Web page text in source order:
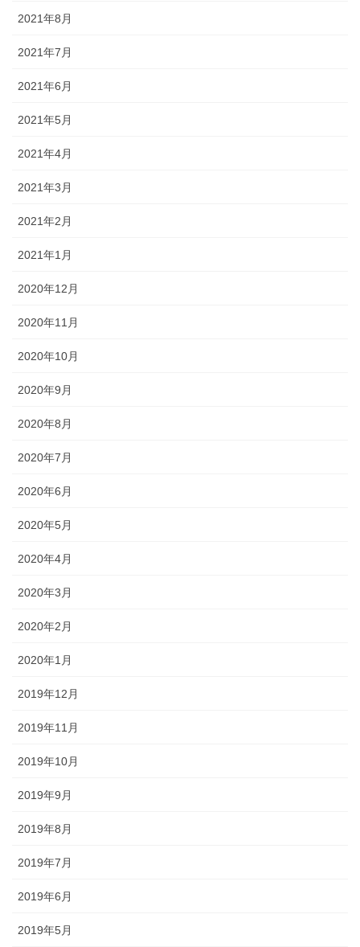
2021年8月
2021年7月
2021年6月
2021年5月
2021年4月
2021年3月
2021年2月
2021年1月
2020年12月
2020年11月
2020年10月
2020年9月
2020年8月
2020年7月
2020年6月
2020年5月
2020年4月
2020年3月
2020年2月
2020年1月
2019年12月
2019年11月
2019年10月
2019年9月
2019年8月
2019年7月
2019年6月
2019年5月